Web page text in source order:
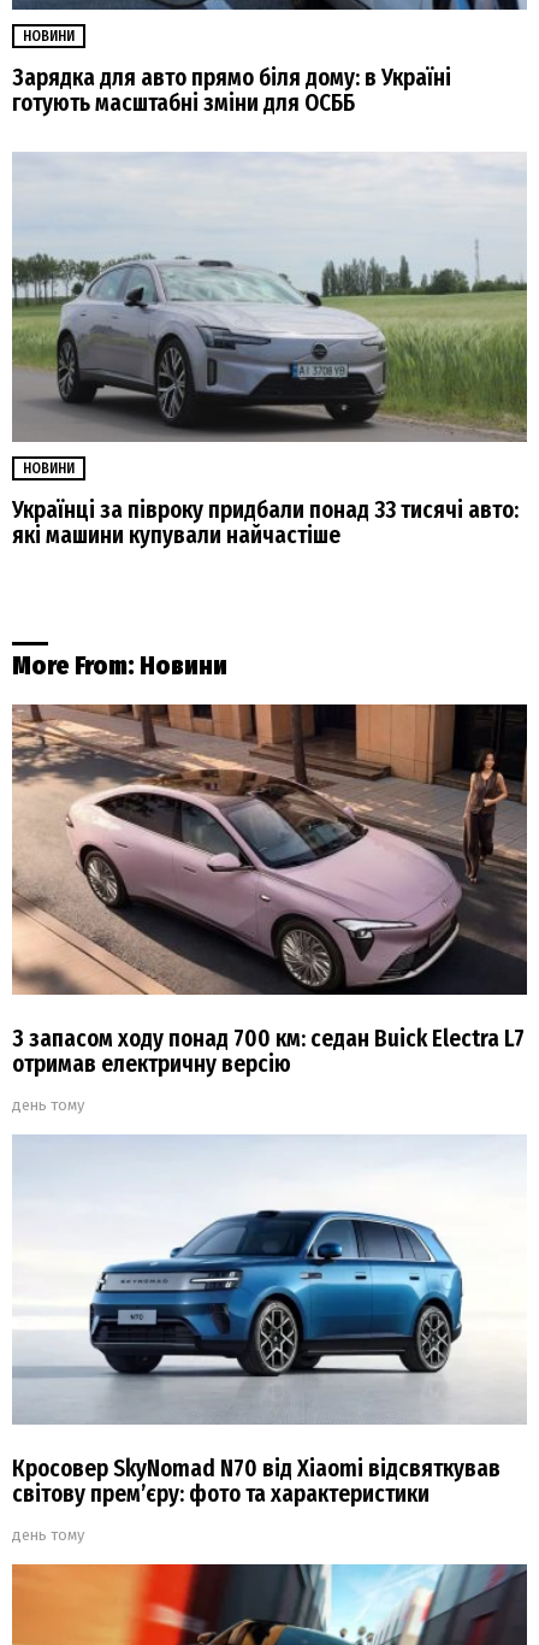
НОВИНИ
Зарядка для авто прямо біля дому: в Україні
готують масштабні зміни для ОСББ
НОВИНИ
Українці за півроку придбали понад 33 тисячі авто:
які машини купували найчастіше
More From: Новини
З запасом ходу понад 700 км: седан Buick Electra L7
отримав електричну версію
день тому
Кросовер SkyNomad N70 від Xiaomi відсвяткував
світову прем’єру: фото та характеристики
день тому